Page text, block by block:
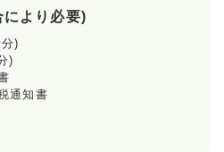
により必要)
)
)
通知書